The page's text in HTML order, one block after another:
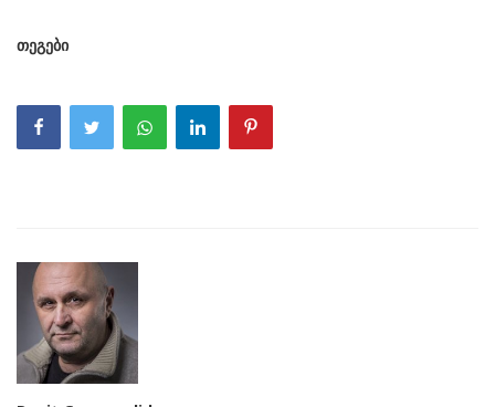
თეგები